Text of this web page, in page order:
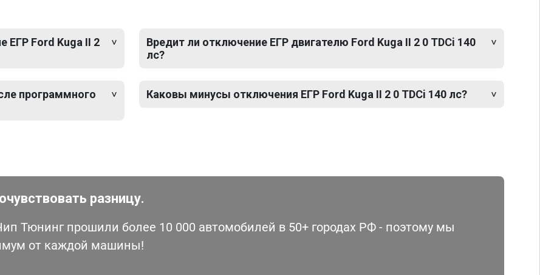
ЕГР Ford Kuga II 2
программного
Вредит ли отключение ЕГР двигателю Ford Kuga II 2 0 TDCi 140
лс?
Каковы минусы отключения ЕГР Ford Kuga II 2 0 TDCi 140 лс?
разницу.
Тюнинг прошили более 10 000 автомобилей в 50+ городах РФ - поэтому мы
от каждой машины!